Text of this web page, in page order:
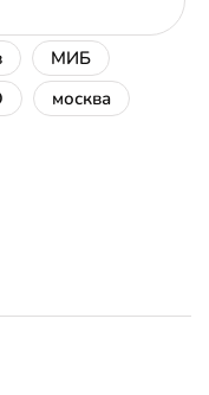
МИБ
москва